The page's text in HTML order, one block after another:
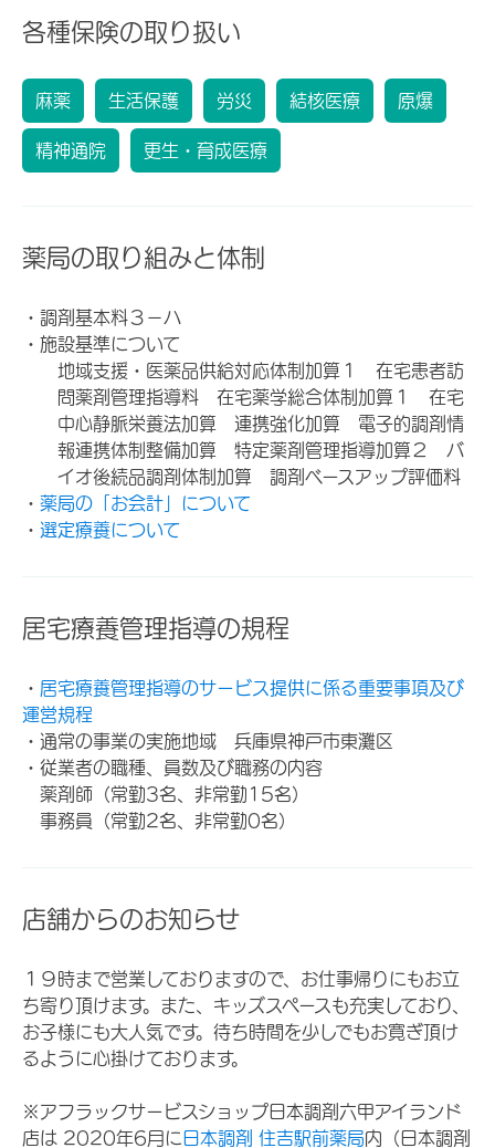
各種保険の取り扱い
麻薬 生活保護 労災 結核医療 原爆
精神通院 更生・育成医療
薬局の取り組みと体制
・調剤基本料３－ハ
・施設基準について
地域支援・医薬品供給対応体制加算１ 在宅患者訪
問薬剤管理指導料 在宅薬学総合体制加算１ 在宅
中心静脈栄養法加算 連携強化加算 電子的調剤情
報連携体制整備加算 特定薬剤管理指導加算２ バ
イオ後続品調剤体制加算 調剤ベースアップ評価料
・ 薬局の「お会計」について
・ 選定療養について
居宅療養管理指導の規程
・ 居宅療養管理指導のサービス提供に係る重要事項及び
運営規程
・通常の事業の実施地域 兵庫県神戸市東灘区
・従業者の職種、員数及び職務の内容
薬剤師（常勤3名、非常勤15名）
事務員（常勤2名、非常勤0名）
店舗からのお知らせ
１９時まで営業しておりますので、お仕事帰りにもお立
ち寄り頂けます。また、キッズスペースも充実しており、
お子様にも大人気です。待ち時間を少しでもお寛ぎ頂け
るように心掛けております。
※アフラックサービスショップ日本調剤六甲アイランド
店は 2020年6月に日本調剤 住吉駅前薬局内（日本調剤